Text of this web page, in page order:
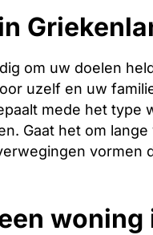
om uw doelen
uzelf en uw
mede het type
Gaat het om
vormen
woning